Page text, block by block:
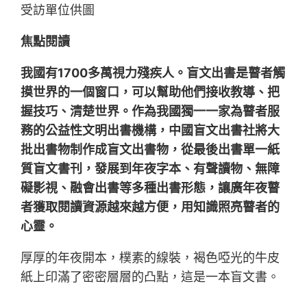
受訪單位供圖
焦點閱讀
我國有1700多萬視力殘疾人。盲文出書是瞽者觸
摸世界的一個窗口，可以幫助他們接收教導、把
握技巧、清楚世界。作為我國獨一一家為瞽者服
務的公益性文明出書機構，中國盲文出書社將大
批出書物制作成盲文出書物，從最後出書單一紙
質盲文書刊，發展到年夜字本、有聲讀物、無障
礙影視、融會出書等多種出書形態，讓廣年夜瞽
者獲取閱讀資源越來越方便，用知識照亮瞽者的
心靈。
厚厚的年夜開本，樸素的線裝，褐色啞光的牛皮
紙上印滿了密密層層的凸點，這是一本盲文書。